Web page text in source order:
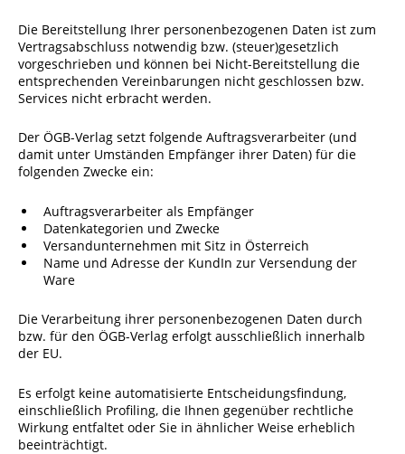
Die Bereitstellung Ihrer personenbezogenen Daten ist zum
Vertragsabschluss notwendig bzw. (steuer)gesetzlich
vorgeschrieben und können bei Nicht-Bereitstellung die
entsprechenden Vereinbarungen nicht geschlossen bzw.
Services nicht erbracht werden.
Der ÖGB-Verlag setzt folgende Auftragsverarbeiter (und
damit unter Umständen Empfänger ihrer Daten) für die
folgenden Zwecke ein:
Auftragsverarbeiter als Empfänger
Datenkategorien und Zwecke
Versandunternehmen mit Sitz in Österreich
Name und Adresse der KundIn zur Versendung der
Ware
Die Verarbeitung ihrer personenbezogenen Daten durch
bzw. für den ÖGB-Verlag erfolgt ausschließlich innerhalb
der EU.
Es erfolgt keine automatisierte Entscheidungsfindung,
einschließlich Profiling, die Ihnen gegenüber rechtliche
Wirkung entfaltet oder Sie in ähnlicher Weise erheblich
beeinträchtigt.